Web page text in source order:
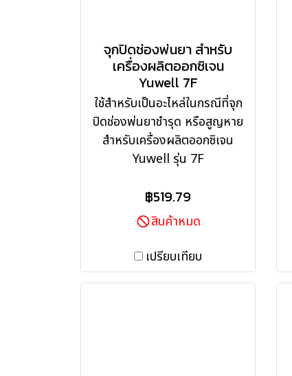
จุกปิดช่องพ่นยา สำหรับ
เครื่องผลิตออกซิเจน
Yuwell 7F
ใช้สำหรับเป็นอะไหล่ในกรณีที่จุก
ปิดช่องพ่นยาชำรุด หรือสูญหาย
สำหรับเครื่องผลิตออกซิเจน
Yuwell รุ่น 7F
฿519.79
สินค้าหมด
เปรียบเทียบ